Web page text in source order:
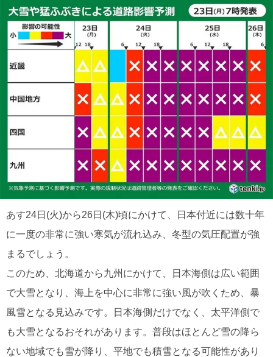
あす24日(火)から26日(木)頃にかけて、日本付近には数十年
に一度の非常に強い寒気が流れ込み、冬型の気圧配置が強
まるでしょう。
このため、北海道から九州にかけて、日本海側は広い範囲
で大雪となり、海上を中心に非常に強い風が吹くため、暴
風雪となる見込みです。日本海側だけでなく、太平洋側で
も大雪となるおそれがあります。普段はほとんど雪の降ら
ない地域でも雪が降り、平地でも積雪となる可能性があり